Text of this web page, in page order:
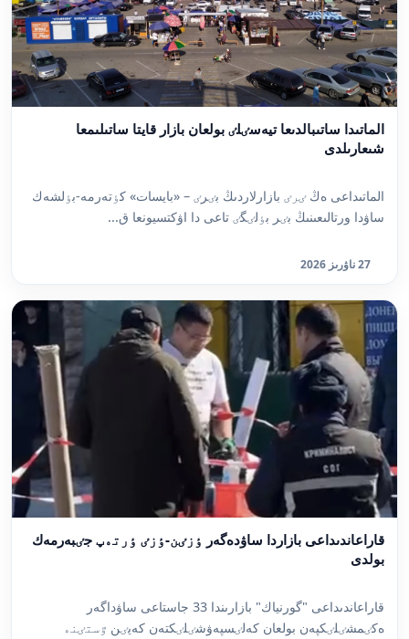
الماتىدا ساتىبالدىعا تيەسٸلٸ بولعان بازار قايتا ساتىلىمعا
شىعارىلدى
الماتىداعى ەڭ ٸرٸ بازارلاردىڭ بٸرٸ – «بايسات» كٶتەرمە-بٶلشەك
ساۋدا ورتالىعىنىڭ بٸر بٶلٸگٸ تاعى دا اۋكتسيونعا ق...
27 ناۋرىز 2026
قاراعاندىداعى بازاردا ساۋدەگەر ٶزٸن-ٶزٸ ٶرتەپ جٸبەرمەك
بولدى
قاراعاندىداعى "گورنياك" بازارىندا 33 جاستاعى ساۋداگەر
ەكٸمشٸلٸكپەن بولعان كەلٸسپەۋشٸلٸكتەن كەيٸن ٷستٸنە